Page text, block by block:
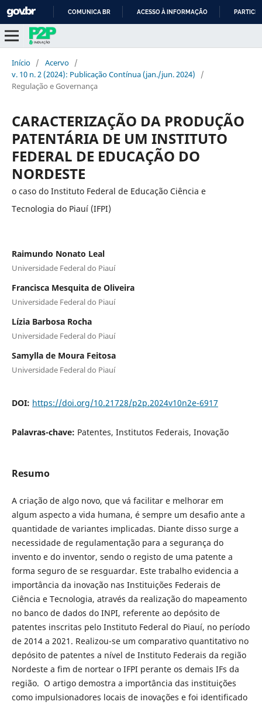
COMUNICA BR ACESSO À INFORMAÇÃO
Início / Acervo /
v. 10 n. 2 (2024): Publicação Contínua (jan./jun. 2024)
/
Regulação e Governança
CARACTERIZAÇÃO DA PRODUÇÃO
PATENTÁRIA DE UM INSTITUTO
FEDERAL DE EDUCAÇÃO DO
NORDESTE
o caso do Instituto Federal de Educação Ciência e
Tecnologia do Piauí (IFPI)
Raimundo Nonato Leal
Universidade Federal do Piauí
Francisca Mesquita de Oliveira
Universidade Federal do Piauí
Lízia Barbosa Rocha
Universidade Federal do Piauí
Samylla de Moura Feitosa
Universidade Federal do Piauí
DOI: https://doi.org/10.21728/p2p.2024v10n2e-6917
Palavras-chave: Patentes, Institutos Federais, Inovação
Resumo
A criação de algo novo, que vá facilitar e melhorar em
algum aspecto a vida humana, é sempre um desafio ante a
quantidade de variantes implicadas. Diante disso surge a
necessidade de regulamentação para a segurança do
invento e do inventor, sendo o registo de uma patente a
forma seguro de se resguardar. Este trabalho evidencia a
importância da inovação nas Instituições Federais de
Ciência e Tecnologia, através da realização do mapeamento
no banco de dados do INPI, referente ao depósito de
patentes inscritas pelo Instituto Federal do Piauí, no período
de 2014 a 2021. Realizou-se um comparativo quantitativo no
depósito de patentes a nível de Instituto Federais da região
Nordeste a fim de nortear o IFPI perante os demais IFs da
região. O artigo demostra a importância das instituições
como impulsionadores locais de inovações e foi identificado